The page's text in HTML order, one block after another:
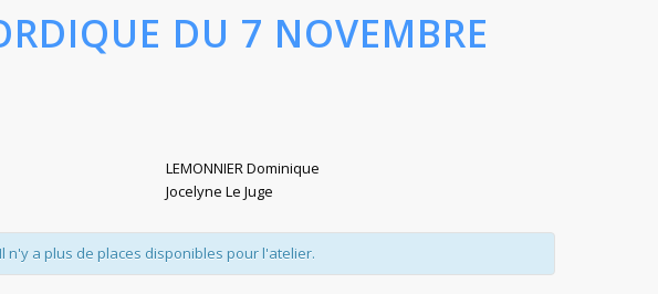
DU 7 NOVEMBRE
LEMONNIER Dominique
Jocelyne Le Juge
Il n'y a plus de places disponibles pour l'atelier.